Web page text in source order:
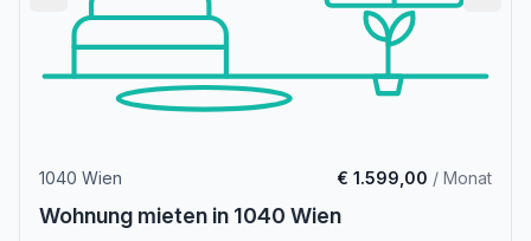
1040 Wien € 1.599,00 / Monat
Wohnung mieten in 1040 Wien